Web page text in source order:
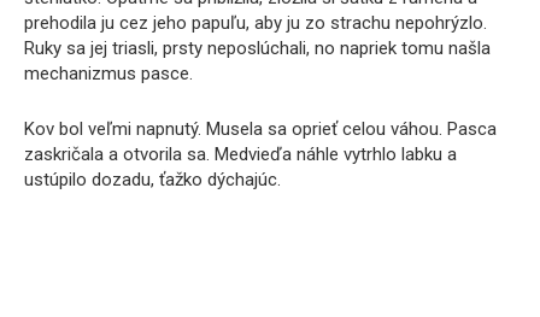
prehodila ju cez jeho papuľu, aby ju zo strachu nepohrýzlo.
Ruky sa jej triasli, prsty neposlúchali, no napriek tomu našla
mechanizmus pasce.
Kov bol veľmi napnutý. Musela sa oprieť celou váhou. Pasca
zaskričala a otvorila sa. Medvieďa náhle vytrhlo labku a
ustúpilo dozadu, ťažko dýchajúc.